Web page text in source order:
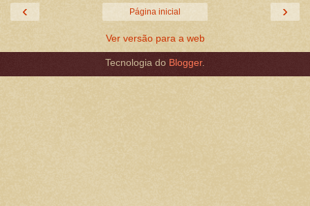
‹ ›
Página inicial
Ver versão para a web
Tecnologia do Blogger.